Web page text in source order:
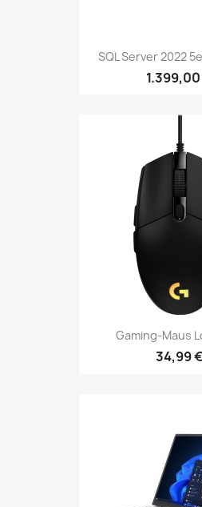
SQL Server 2022
Gaming-Maus
34,99 €